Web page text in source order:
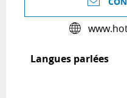
Langues parlées
Langues parlées